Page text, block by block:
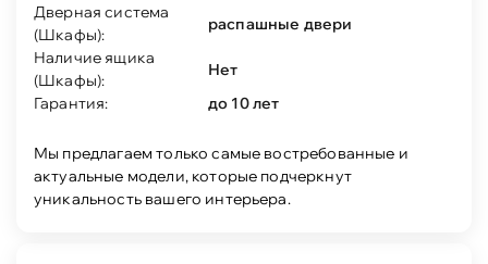
Дверная система
(Шкафы):
распашные двери
Наличие ящика
(Шкафы):
Нет
Гарантия:
до 10 лет
Мы предлагаем только самые востребованные и
актуальные модели, которые подчеркнут
уникальность вашего интерьера.